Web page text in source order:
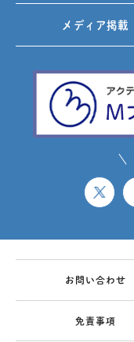
メディア掲載
お問い合わせ
免責事項